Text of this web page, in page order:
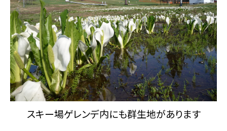
スキー場ゲレンデ内にも群生地があります